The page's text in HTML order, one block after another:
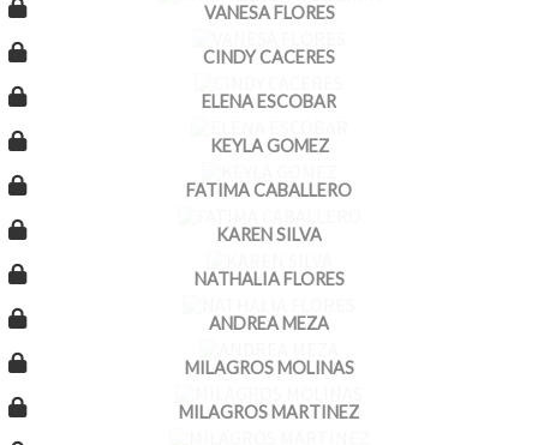
VANESA FLORES
CINDY CACERES
ELENA ESCOBAR
KEYLA GOMEZ
FATIMA CABALLERO
KAREN SILVA
NATHALIA FLORES
ANDREA MEZA
MILAGROS MOLINAS
MILAGROS MARTINEZ